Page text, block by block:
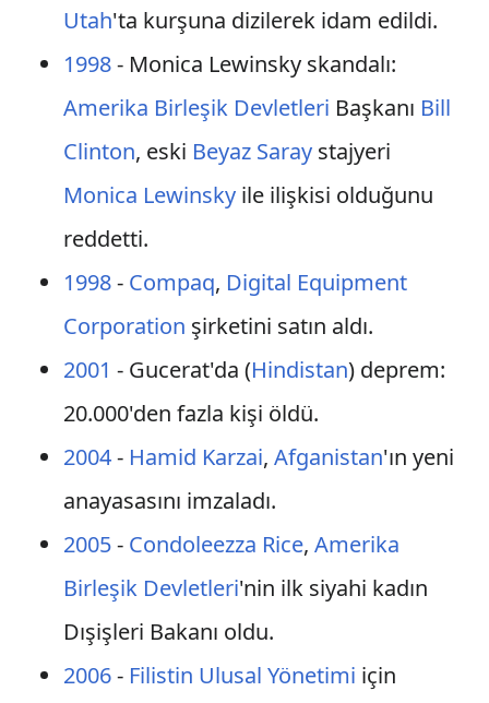
Utah'ta kurşuna dizilerek idam edildi.
1998- Monica Lewinsky skandalı:
Amerika Birleşik Devletleri Başkanı Bill
Clinton, eski Beyaz Saraystajyeri
Monica Lewinskyile ilişkisi olduğunu
reddetti.
1998- Compaq, Digital Equipment
Corporation şirketini satın aldı.
2001 - Gucerat'da (Hindistan) deprem:
20.000'den fazla kişi öldü.
2004- Hamid Karzai, Afganistan'ın yeni
anayasasını imzaladı.
2005- Condoleezza Rice, Amerika
Birleşik Devletleri'nin ilk siyahi kadın
Dışişleri Bakanı oldu.
2006- Filistin Ulusal Yönetimi için